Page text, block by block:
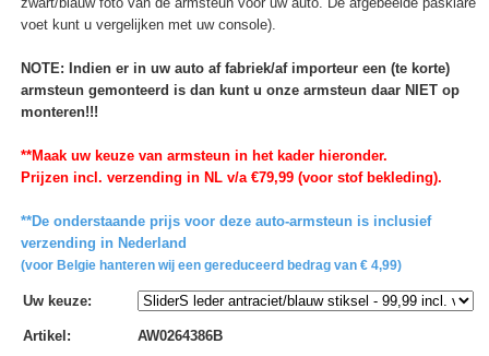
voet kunt u vergelijken met uw console).
NOTE: Indien er in uw auto af fabriek/af importeur een (te korte)
armsteun gemonteerd is dan kunt u onze armsteun daar NIET op
monteren!!!
**Maak uw keuze van armsteun in het kader hieronder.
Prijzen incl. verzending in NL v/a €79,99 (voor stof bekleding).
**De onderstaande prijs voor deze auto-armsteun is inclusief
verzending in Nederland
(voor Belgie hanteren wij een gereduceerd bedrag van € 4,99)
Uw keuze:
Artikel : AW0264386B